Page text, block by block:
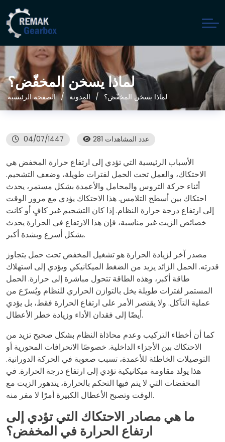
لماذا يسخن المخفّض؟
الصفحة الرئيسية المدونة لماذا يسخن المخفّض؟
04/07/1447 281 عدد المشاهدات
الأسباب الرئيسية التي تؤدي إلى ارتفاع حرارة المخفض هي
الاحتكاك، والعمل تحت الحمل لفترات طويلة، وضعف التشحيم.
أثناء حركة التروس والمحامل والأعمدة بشكل مستمر، يحدث
احتكاك بين أسطح التلامس. هذا الاحتكاك يؤدي مع مرور الوقت
إلى ارتفاع درجة حرارة النظام. إذا كان التشحيم غير كافٍ أو كانت
خصائص الزيت غير مناسبة، فإن هذا الارتفاع في الحرارة يحدث
بشكل أسرع وبشدة أكبر.
مصدر آخر لزيادة الحرارة هو تشغيل المخفض تحت حمل يتجاوز
قدرته. الحمل الزائد يزيد من الضغط الميكانيكي ويؤدي إلى استهلاك
طاقة أكبر، وهذه الطاقة تتحول مباشرة إلى حرارة. الحمل
المستمر لفترات طويلة يخل بالتوازن الحراري للنظام ويُسرّع من
عملية التآكل. ولا يقتصر الأمر على ارتفاع الحرارة فقط، بل يؤدي
أيضًا إلى فقدان الأداء وزيادة خطر الأعطال.
كما أن أخطاء التركيب وعدم محاذاة النظام بشكل صحيح تزيد من
الاحتكاك بين الأجزاء الداخلية. خصوصًا الانحرافات المحورية أو
التوصيلات الخاطئة للأعمدة، تسبب صعوبة في الحركة الدورانية.
هذا يولد مقاومة ميكانيكية تؤدي إلى ارتفاع درجة الحرارة. في
المخفضات التي لا يتم فيها التحكم بالحرارة، يتدهور الزيت مع
الوقت وتصبح الأعطال الكبيرة أمرًا لا مفر منه.
ما هي مصادر الاحتكاك التي تؤدي إلى
ارتفاع الحرارة في المخفض؟